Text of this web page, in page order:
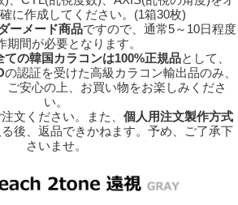
に作成してください。(1箱30枚)
ーメード商品ですので、 通常5～10日程度
期間が必要となります。
ての韓国カラコンは100%正規品として、
の認証を受けた高級カラコン輸出品のみ、
ご安心の上、お買い物をお楽しみくださ
い。
文ください。また、 個人用注文製作方式
後、返品できかねます。予め、ご了承下
さいませ。